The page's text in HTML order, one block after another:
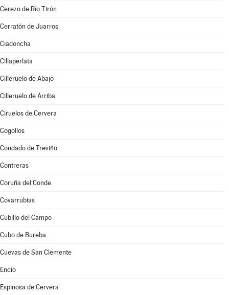
Cerezo de Río Tirón
Cerratón de Juarros
Ciadoncha
Cillaperlata
Cilleruelo de Abajo
Cilleruelo de Arriba
Ciruelos de Cervera
Cogollos
Condado de Treviño
Contreras
Coruña del Conde
Covarrubias
Cubillo del Campo
Cubo de Bureba
Cuevas de San Clemente
Encío
Espinosa de Cervera